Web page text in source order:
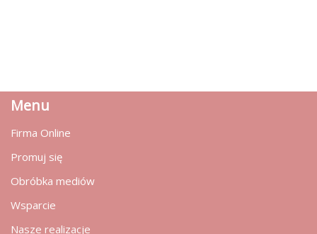
Menu
Firma Online
Promuj się
Obróbka mediów
Wsparcie
Nasze realizacje